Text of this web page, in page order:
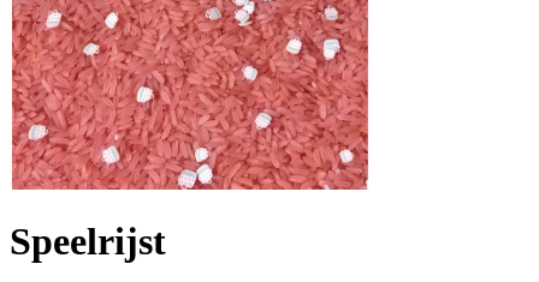
Speelrijst